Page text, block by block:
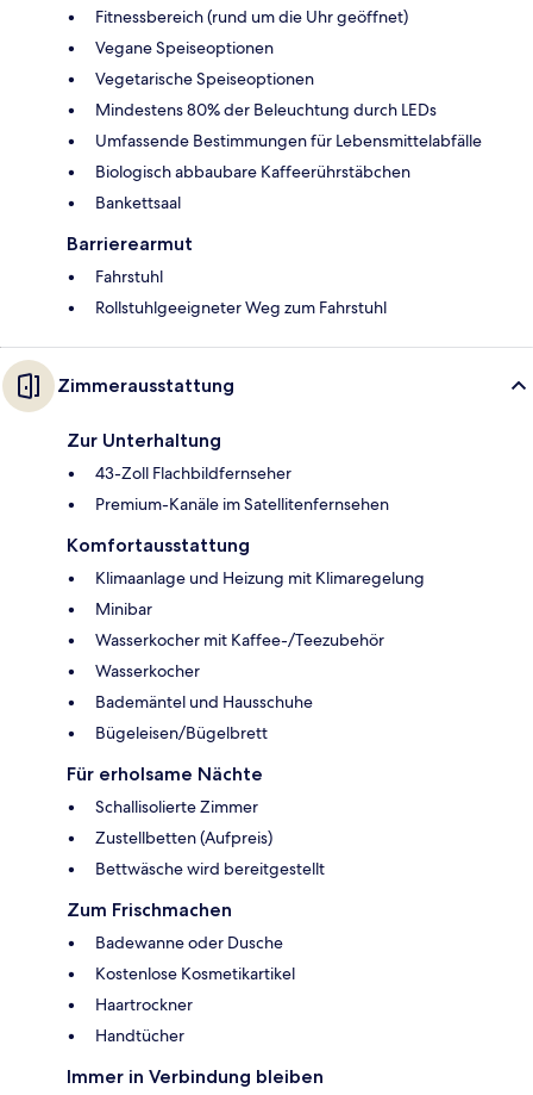
Fitnessbereich (rund um die Uhr geöffnet)
Vegane Speiseoptionen
Vegetarische Speiseoptionen
Mindestens 80% der Beleuchtung durch LEDs
Umfassende Bestimmungen für Lebensmittelabfälle
Biologisch abbaubare Kaffeerührstäbchen
Bankettsaal
Barrierearmut
Fahrstuhl
Rollstuhlgeeigneter Weg zum Fahrstuhl
Zimmerausstattung
Zur Unterhaltung
43-Zoll Flachbildfernseher
Premium-Kanäle im Satellitenfernsehen
Komfortausstattung
Klimaanlage und Heizung mit Klimaregelung
Minibar
Wasserkocher mit Kaffee-/Teezubehör
Wasserkocher
Bademäntel und Hausschuhe
Bügeleisen/Bügelbrett
Für erholsame Nächte
Schallisolierte Zimmer
Zustellbetten (Aufpreis)
Bettwäsche wird bereitgestellt
Zum Frischmachen
Badewanne oder Dusche
Kostenlose Kosmetikartikel
Haartrockner
Handtücher
Immer in Verbindung bleiben